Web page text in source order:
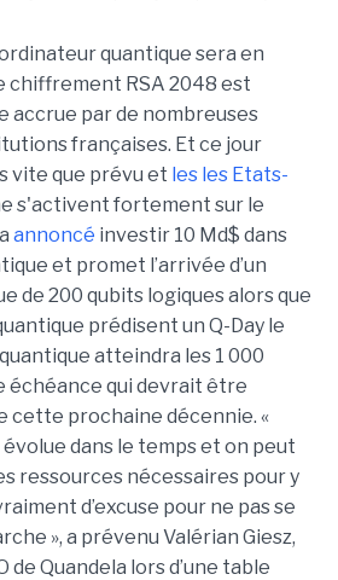
quantique sera en
chiffrement RSA 2048 est
accrue par de nombreuses
françaises. Et ce jour
vite que prévu et les les Etats-
s'activent fortement sur le
annoncé investir 10 Md$ dans
et promet l’arrivée d’un
de 200 qubits logiques alors que
prédisent un Q-Day le
atteindra les 1 000
échéance qui devrait être
cette prochaine décennie. «
évolue dans le temps et on peut
ressources nécessaires pour y
d’excuse pour ne pas se
», a prévenu Valérian Giesz,
Quandela lors d’une table